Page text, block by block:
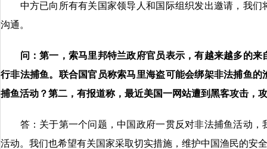
中方已向所有有关国家领导人和国际组织发出邀请，我们
沟通。
问：第一，索马里邦特兰政府官员表示，有越来越多的
行非法捕鱼。联合国官员称索马里海盗可能会绑架非法捕鱼
捕鱼活动？第二，有报道称，最近美国一网站遭到黑客攻击，
答：关于第一个问题，中国政府一贯反对非法捕鱼活动，
活动。我们也希望有关国家采取切实措施，维护中国渔民的安